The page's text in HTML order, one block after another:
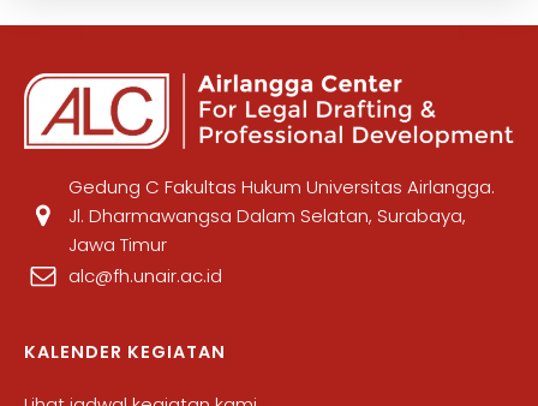
Gedung C Fakultas Hukum Universitas Airlangga.
Jl. Dharmawangsa Dalam Selatan, Surabaya,
Jawa Timur
alc@fh.unair.ac.id
KALENDER KEGIATAN